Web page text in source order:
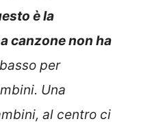
è la
canzone non ha
per
Una
al centro ci